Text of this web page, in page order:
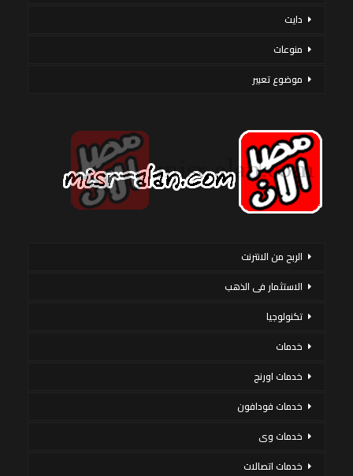
دايت
منوعات
موضوع تعبير
الربح من الانترنت
الاستثمار فى الذهب
تكنولوجيا
خدمات
خدمات اورنج
خدمات فودافون
خدمات وى
خدمات اتصالات